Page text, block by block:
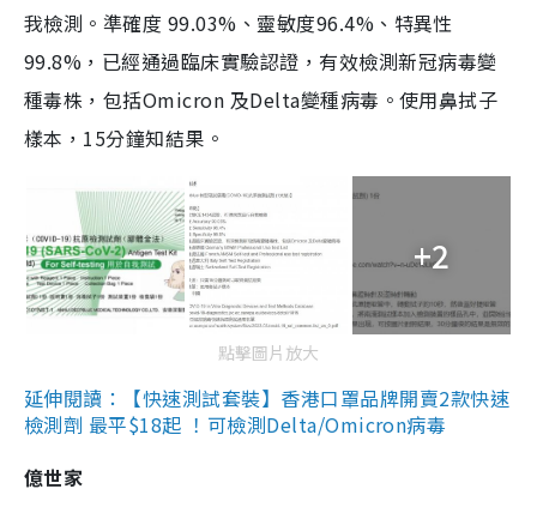
我檢測。準確度 99.03%、靈敏度96.4%、特異性
99.8%，已經通過臨床實驗認證，有效檢測新冠病毒變
種毒株，包括Omicron 及Delta變種病毒。使用鼻拭子
樣本，15分鐘知結果。
+2
點擊圖片放大
延伸閱讀：【快速測試套裝】香港口罩品牌開賣2款快速
檢測劑 最平$18起 ！可檢測Delta/Omicron病毒
億世家